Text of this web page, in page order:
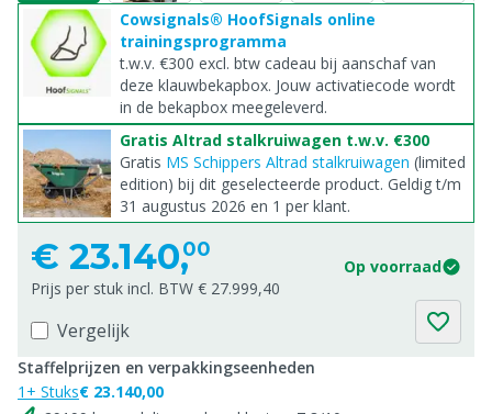
Cowsignals® HoofSignals online
trainingsprogramma
t.w.v. €300 excl. btw cadeau bij aanschaf van
deze klauwbekapbox. Jouw activatiecode wordt
in de bekapbox meegeleverd.
Gratis Altrad stalkruiwagen t.w.v. €300
Gratis MS Schippers Altrad stalkruiwagen (limited
edition) bij dit geselecteerde product. Geldig t/m
31 augustus 2026 en 1 per klant.
€ 23.140,00
Op voorraad
Prijs per stuk incl. BTW € 27.999,40
Vergelijk
Staffelprijzen en verpakkingseenheden
1+ Stuks€ 23.140,00